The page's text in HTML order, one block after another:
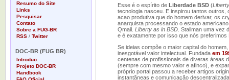
Resumo do Site
Links
Pesquisar
Contato
Sobre a FUG-BR
RSS / Twitter
DOC-BR (FUG BR)
Introduo
Projeto DOC-BR
Handbook
Esse é o espírito de Liberdade BSD (
tecnologia nasceu. E inspirou tantos
acao produtiva que do homem derivar, os
anarquista processando o estado
Qmail. Liberty as in BSD . Stallman uma
e é exatamente por isso que nós
Se ideias compõe o maior capital do
inesgotável valor intelectual. Fundada em
centenas de profissionais de diveras áreas
(sempre com mesmo valor e afinco), e
próprio portal passou a receber artigos
instantâneas e comunicação